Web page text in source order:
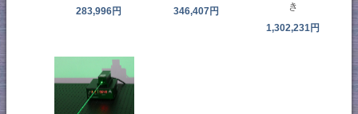
283,996円
346,407円
き
1,302,231円